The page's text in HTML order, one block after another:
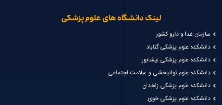
لینک دانشگاه های علوم پزشکی
سازمان غذا و دارو کشور
دانشکده علوم پزشکی گناباد
دانشکده علوم پزشکی نیشابور
دانشکده علوم توانبخشی و سلامت اجتماعی
دانشکده علوم پزشکی زاهدان
دانشکده علوم پزشکی خوی